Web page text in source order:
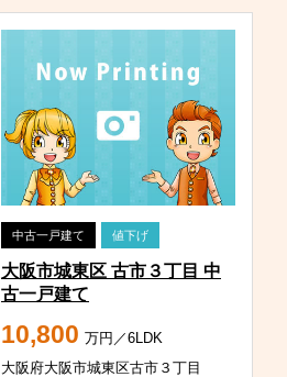
中古一戸建て 値下げ
大阪市城東区 古市３丁目 中
古一戸建て
10,800 万円／6LDK
大阪府大阪市城東区古市３丁目